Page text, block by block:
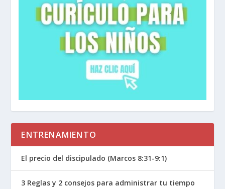
ENTRENAMIENTO
El precio del discipulado (Marcos 8:31-9:1)
3 Reglas y 2 consejos para administrar tu tiempo